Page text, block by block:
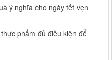
ý nghĩa cho ngày tết vẹn
phẩm đủ điều kiện để